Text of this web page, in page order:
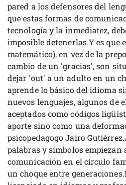
pared a los defensores del
que estas formas de
tecnología y la inmediatez,
imposible detenerlas.Y es que
matemático), en vez de la
cambio de un 'gracias', son
dejar 'out' a un adulto en un
aprende lo básico del idioma
nuevos lenguajes, algunos de
aceptados como códigos
aporte sino como una
psicopedagogo Jairo
palabras y símbolos empiezan
comunicación en el círculo
un choque entre